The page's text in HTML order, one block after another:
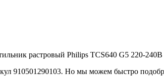
растровый Philips TCS640 G5 220-
910501290103. Но мы можем быстро